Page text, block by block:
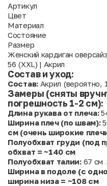
Артикул
Цвет
Материал
Состояние
Размер
Женский кардиган
56 (XXL) | Акрил
Состав и уход:
Состав:Акрил (вероятно,
Замеры (сняты
погрешность 1-2 см):
Длина рукава от плеча:
Ширина плеч (по швам):
см (очень широкие
Полуобхват груди (под
обхват = ~140 см
Полуобхват талии:67 см
Ширина в подоле (с
ширина низа = ~108 см